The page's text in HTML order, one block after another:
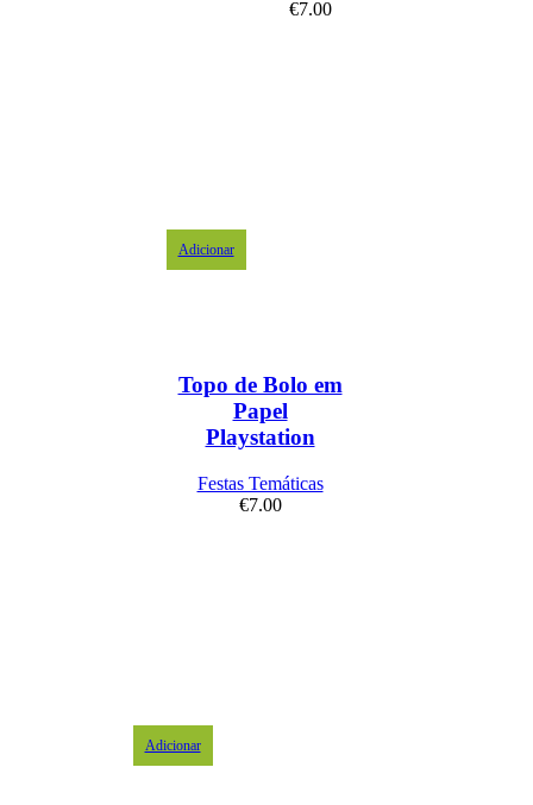
€7.00
Adicionar
Topo de Bolo em
Papel
Playstation
Festas Temáticas
€7.00
Adicionar